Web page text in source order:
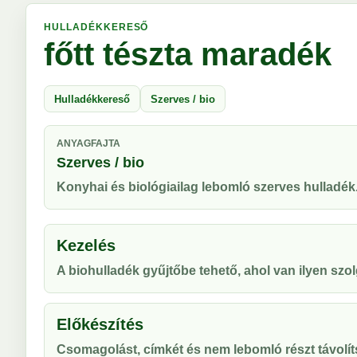
HULLADÉKKERESŐ
főtt tészta maradék
Hulladékkereső Szerves / bio
ANYAGFAJTA
Szerves / bio
Konyhai és biológiailag lebomló szerves
Kezelés
A biohulladék gyűjtőbe tehető, ahol van ilyen
Előkészítés
Csomagolást, címkét és nem lebomló részt